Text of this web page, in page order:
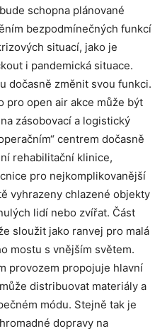
schopna plánované
bezpodmínečných funkcí
situací, jako je
i pandemická situace.
dočasně změnit svou funkci.
pro open air akce může být
zásobovací a logistický
centrem dočasně
rehabilitační klinice,
pro nejkomplikovanější
vyhrazeny chlazené objekty
lidí nebo zvířat. Část
sloužit jako ranvej pro malá
mostu s vnějším světem.
provozem propojuje hlavní
distribuovat materiály a
módu. Stejně tak je
dopravy na